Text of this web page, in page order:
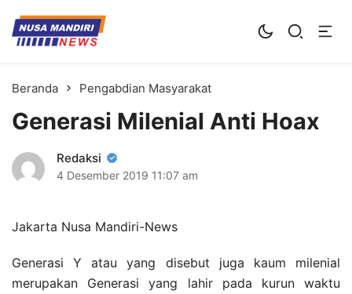
Kampus Digital Bisnis
Universitas Nusa Mandiri
Beranda Pengabdian Masyarakat
Generasi Milenial Anti Hoax
Redaksi
4 Desember 2019 11:07 am
Jakarta Nusa Mandiri-News
Generasi Y atau yang disebut juga kaum milenial
merupakan Generasi yang lahir pada kurun waktu